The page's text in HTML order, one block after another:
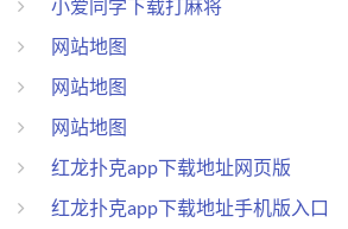
小爱同学下载打麻将
网站地图
网站地图
网站地图
红龙扑克app下载地址网页版
红龙扑克app下载地址手机版入口